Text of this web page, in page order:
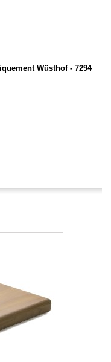
Wüsthof - 7294